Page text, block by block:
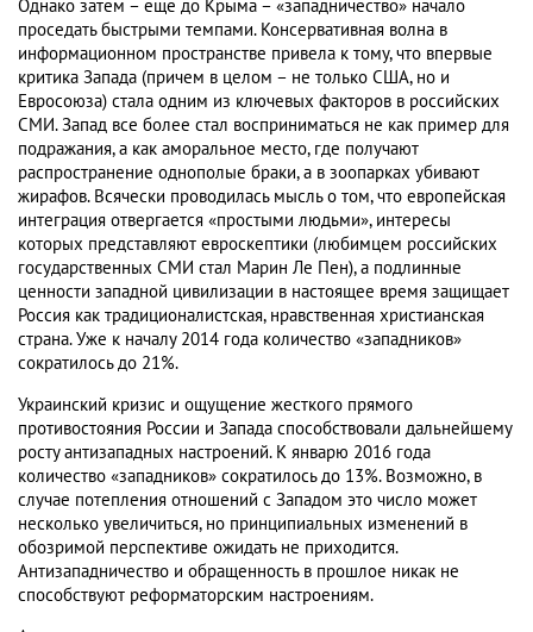
Однако затем – еще до Крыма – «западничество» начало
проседать быстрыми темпами. Консервативная волна в
информационном пространстве привела к тому, что впервые
критика Запада (причем в целом – не только США, но и
Евросоюза) стала одним из ключевых факторов в российских
СМИ. Запад все более стал восприниматься не как пример для
подражания, а как аморальное место, где получают
распространение однополые браки, а в зоопарках убивают
жирафов. Всячески проводилась мысль о том, что европейская
интеграция отвергается «простыми людьми», интересы
которых представляют евроскептики (любимцем российских
государственных СМИ стал Марин Ле Пен), а подлинные
ценности западной цивилизации в настоящее время защищает
Россия как традиционалистская, нравственная христианская
страна. Уже к началу 2014 года количество «западников»
сократилось до 21%.
Украинский кризис и ощущение жесткого прямого
противостояния России и Запада способствовали дальнейшему
росту антизападных настроений. К январю 2016 года
количество «западников» сократилось до 13%. Возможно, в
случае потепления отношений с Западом это число может
несколько увеличиться, но принципиальных изменений в
обозримой перспективе ожидать не приходится.
Антизападничество и обращенность в прошлое никак не
способствуют реформаторским настроениям.